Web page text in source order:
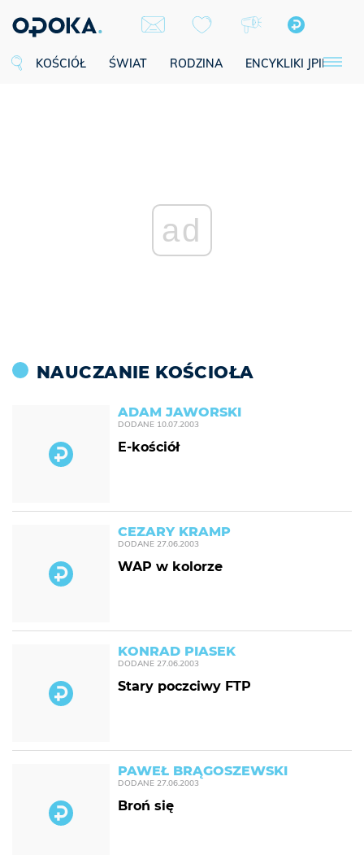
KOŚCIÓŁ ŚWIAT RODZINA ENCYKLIKI JPII
ad
NAUCZANIE KOŚCIOŁA
ADAM JAWORSKI
DODANE 10.07.2003
E-kościół
CEZARY KRAMP
DODANE 27.06.2003
WAP w kolorze
KONRAD PIASEK
DODANE 27.06.2003
Stary poczciwy FTP
PAWEŁ BRĄGOSZEWSKI
DODANE 27.06.2003
Broń się